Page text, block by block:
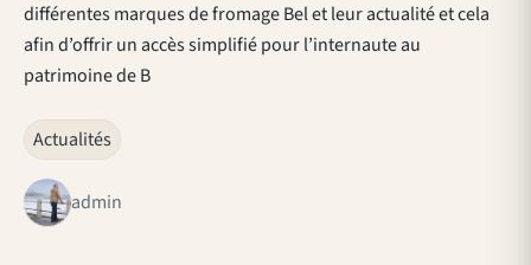
différentes marques de fromage Bel et leur actualité et cela
afin d’offrir un accès simplifié pour l’internaute au
patrimoine de B
Actualités
admin